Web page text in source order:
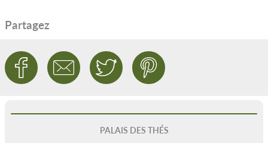
Partagez
PALAIS DES THÉS